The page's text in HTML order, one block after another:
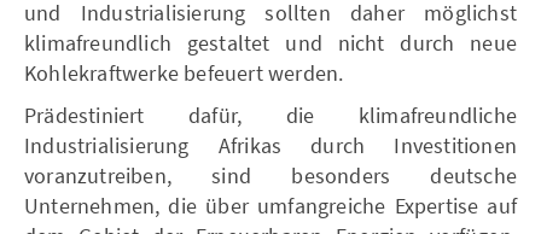
und Industrialisierung sollten daher möglichst
klimafreundlich gestaltet und nicht durch neue
Kohlekraftwerke befeuert werden.
Prädestiniert dafür, die klimafreundliche
Industrialisierung Afrikas durch Investitionen
voranzutreiben, sind besonders deutsche
Unternehmen, die über umfangreiche Expertise auf